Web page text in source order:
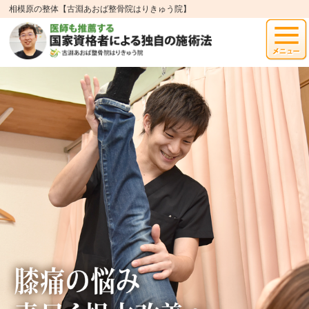
相模原の整体【古淵あおば整骨院はりきゅう院】